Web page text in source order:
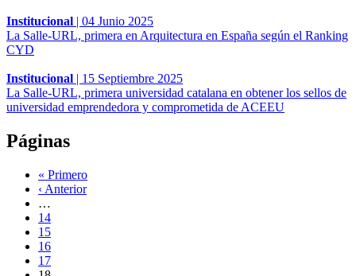
Institucional | 04 Junio 2025
La Salle-URL, primera en Arquitectura en España según el Ranking
CYD
Institucional | 15 Septiembre 2025
La Salle-URL, primera universidad catalana en obtener los sellos de
universidad emprendedora y comprometida de ACEEU
Páginas
« Primero
‹ Anterior
…
14
15
16
17